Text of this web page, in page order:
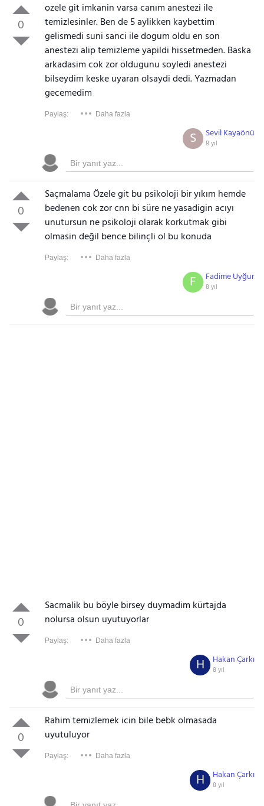
0
ozele git imkanin varsa canım anestezi ile
temizlesinler. Ben de 5 aylikken kaybettim
gelismedi suni sanci ile dogum oldu en son
anestezi alip temizleme yapildi hissetmeden. Baska
arkadasim cok zor oldugunu soyledi anestezi
bilseydim keske uyaran olsaydi dedi. Yazmadan
gecemedim
Paylaş: Daha fazla
Sevil Kayaönü
8 yıl
S
0
Saçmalama Özele git bu psikoloji bir yıkım hemde
bedenen cok zor cnn bi süre ne yasadigin acıyı
unutursun ne psikoloji olarak korkutmak gibi
olmasin değil bence bilinçli ol bu konuda
Paylaş: Daha fazla
Fadime Uyğur
8 yıl
F
0
Sacmalik bu böyle birsey duymadim kürtajda
nolursa olsun uyutuyorlar
Paylaş: Daha fazla
Hakan Çarkı
8 yıl
H
0
Rahim temizlemek icin bile bebk olmasada
uyutuluyor
Paylaş: Daha fazla
Hakan Çarkı
8 yıl
H